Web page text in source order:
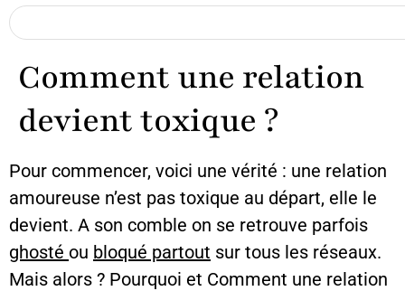
Comment une relation
devient toxique ?
Pour commencer, voici une vérité : une relation
amoureuse n’est pas toxique au départ, elle le
devient. A son comble on se retrouve parfois
ghosté ou bloqué partout sur tous les réseaux.
Mais alors ? Pourquoi et Comment une relation